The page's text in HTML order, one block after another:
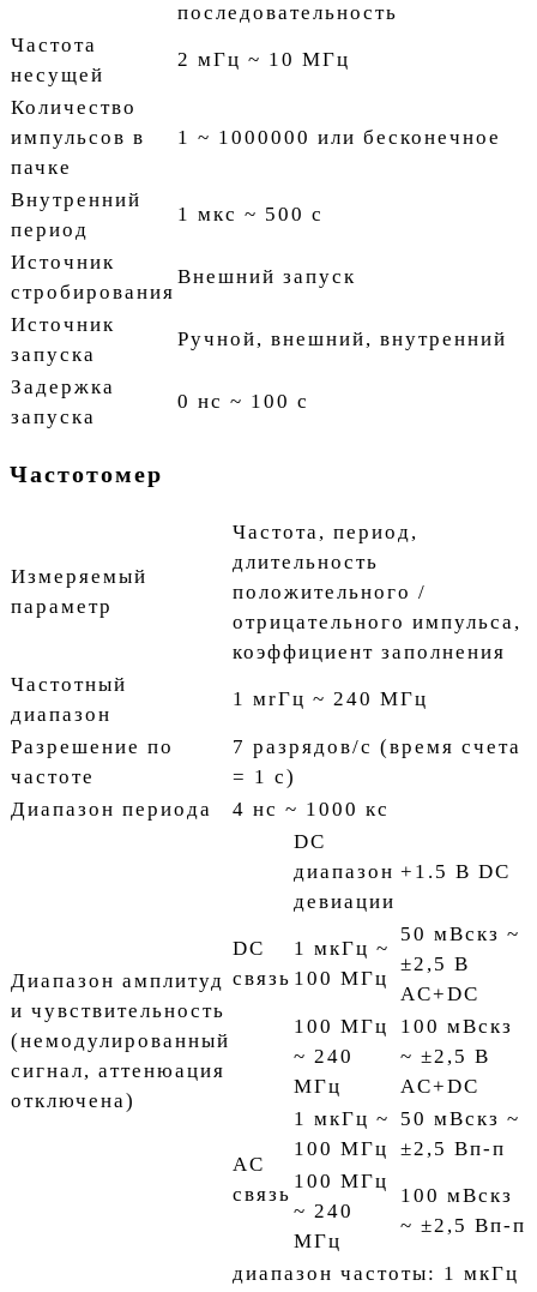
последовательность
Частота
несущей
2 мГц ~ 10 МГц
Количество
импульсов в
пачке
1 ~ 1000000 или бесконечное
Внутренний
период
1 мкс ~ 500 с
Источник
стробирования
Внешний запуск
Источник
запуска
Ручной, внешний, внутренний
Задержка
запуска
0 нс ~ 100 с
Частотомер
Измеряемый
параметр
Частота, период,
длительность
положительного /
отрицательного импульса,
коэффициент заполнения
Частотный
диапазон
1 мrГц ~ 240 МГц
Разрешение по
частоте
7 разрядов/с (время счета
= 1 с)
Диапазон периода
4 нс ~ 1000 кс
Диапазон амплитуд
и чувствительность
(немодулированный
сигнал, аттенюация
отключена)
DC
связь
DC
диапазон
девиации
+1.5 В DC
1 мкГц ~
100 МГц
50 мВскз ~
±2,5 В
AC+DC
100 МГц
~ 240
МГц
100 мВскз
~ ±2,5 В
AC+DC
AC
связь
1 мкГц ~
100 МГц
50 мВскз ~
±2,5 Вп-п
100 МГц
~ 240
МГц
100 мВскз
~ ±2,5 Вп-п
диапазон частоты: 1 мкГц